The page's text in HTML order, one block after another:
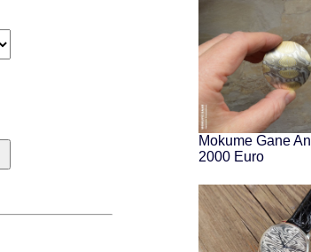
Mokume Gane
2000 Euro